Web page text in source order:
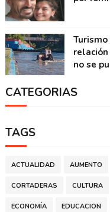
no se
CATEGORIAS
TAGS
ACTUALIDAD AUMENTO
CORTADERAS CULTURA
ECONOMÍA EDUCACION